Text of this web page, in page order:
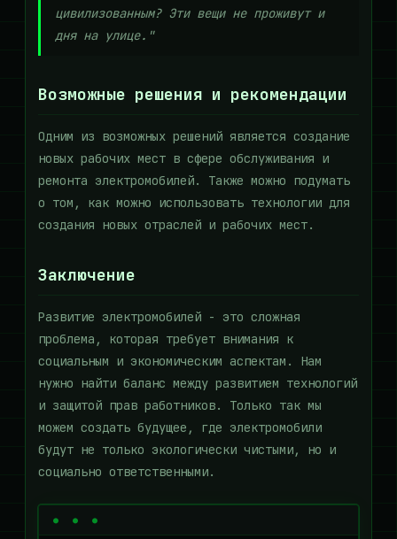
цивилизованным? Эти вещи не проживут и
дня на улице."
Возможные решения и рекомендации
Одним из возможных решений является создание
новых рабочих мест в сфере обслуживания и
ремонта электромобилей. Также можно подумать
о том, как можно использовать технологии для
создания новых отраслей и рабочих мест.
Заключение
Развитие электромобилей - это сложная
проблема, которая требует внимания к
социальным и экономическим аспектам. Нам
нужно найти баланс между развитием технологий
и защитой прав работников. Только так мы
можем создать будущее, где электромобили
будут не только экологически чистыми, но и
социально ответственными.